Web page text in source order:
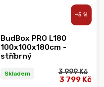
–5 %
BudBox PRO L180
100x100x180cm -
stříbrný
Skladem 3 999 Kč
3 799 Kč